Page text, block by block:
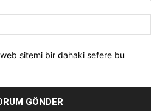
sitemi bir dahaki sefere bu